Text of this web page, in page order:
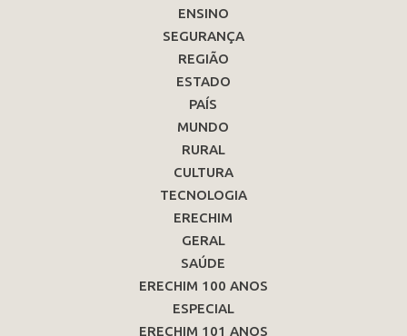
ENSINO
SEGURANÇA
REGIÃO
ESTADO
PAÍS
MUNDO
RURAL
CULTURA
TECNOLOGIA
ERECHIM
GERAL
SAÚDE
ERECHIM 100 ANOS
ESPECIAL
ERECHIM 101 ANOS